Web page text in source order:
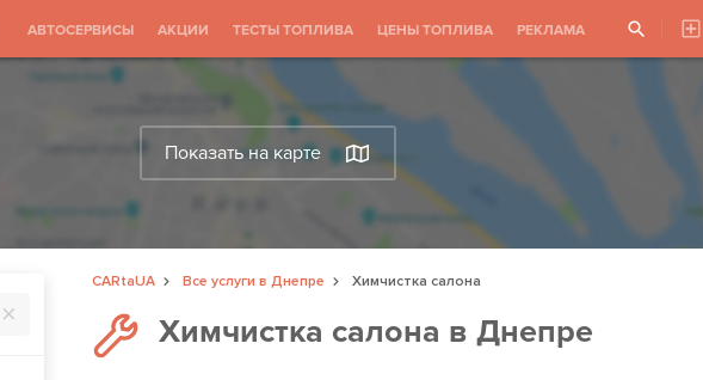
АВТОСЕРВИСЫ АКЦИИ ТЕСТЫ ТОПЛИВА ЦЕНЫ ТОПЛИВА РЕКЛАМА
Показать на карте
CARtaUA Все услуги в Днепре
Химчистка салона
Химчистка салона в Днепре